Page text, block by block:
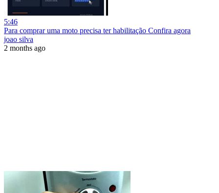
5:46
Para comprar uma moto precisa ter habilitação Confira agora
joao silva
2 months ago